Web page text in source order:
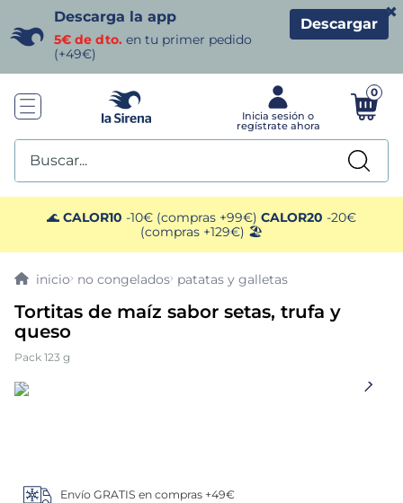
Descarga la app
5€ de dto. en tu primer pedido
(+49€)
Descargar
×
0
Buscar...
🌊 CALOR10 -10€ (compras +99€) CALOR20 -20€
(compras +129€) 🏖️
no congelados patatas y galletas
Tortitas de maíz sabor setas, trufa y
queso
Pack 123 g
Envío GRATIS en compras +49€
TÉRMINOS MÁS BUSCADOS
1. helados sirena
gambas
3 patatas
4.